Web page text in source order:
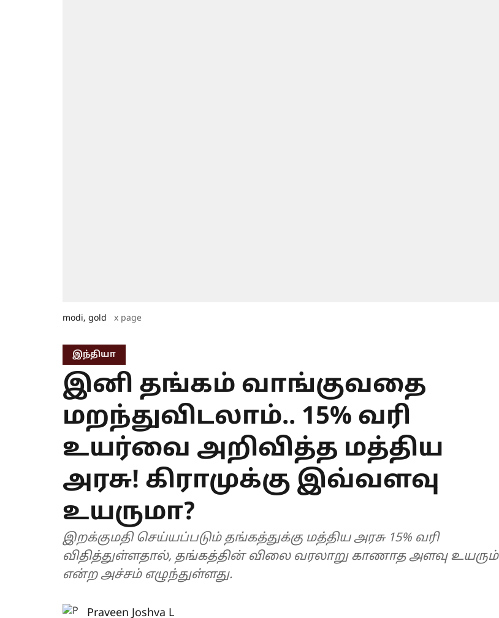
modi, gold x page
இந்தியா
இனி தங்கம் வாங்குவதை
மறந்துவிடலாம்.. 15% வரி
உயர்வை அறிவித்த மத்திய
அரசு! கிராமுக்கு இவ்வளவு
உயருமா?
இறக்குமதி செய்யப்படும் தங்கத்துக்கு மத்திய அரசு 15% வரி
விதித்துள்ளதால், தங்கத்தின் விலை வரலாறு காணாத அளவு உயரும்
என்ற அச்சம் எழுந்துள்ளது.
Praveen Joshva L